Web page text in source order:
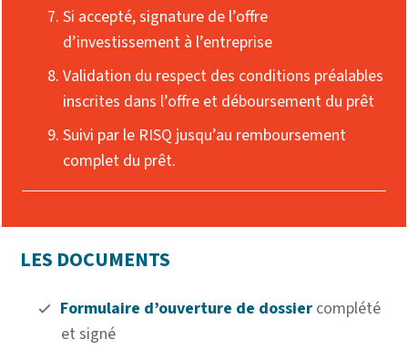
Si accepté, signature de l’offre
d’investissement à l’entreprise
Validation du respect des conditions préalables
inscrites dans l’offre et déboursement du prêt
Suivi par le RISQ jusqu’au remboursement
complet du prêt.
LES DOCUMENTS
Formulaire d’ouverture de dossier complété
et signé